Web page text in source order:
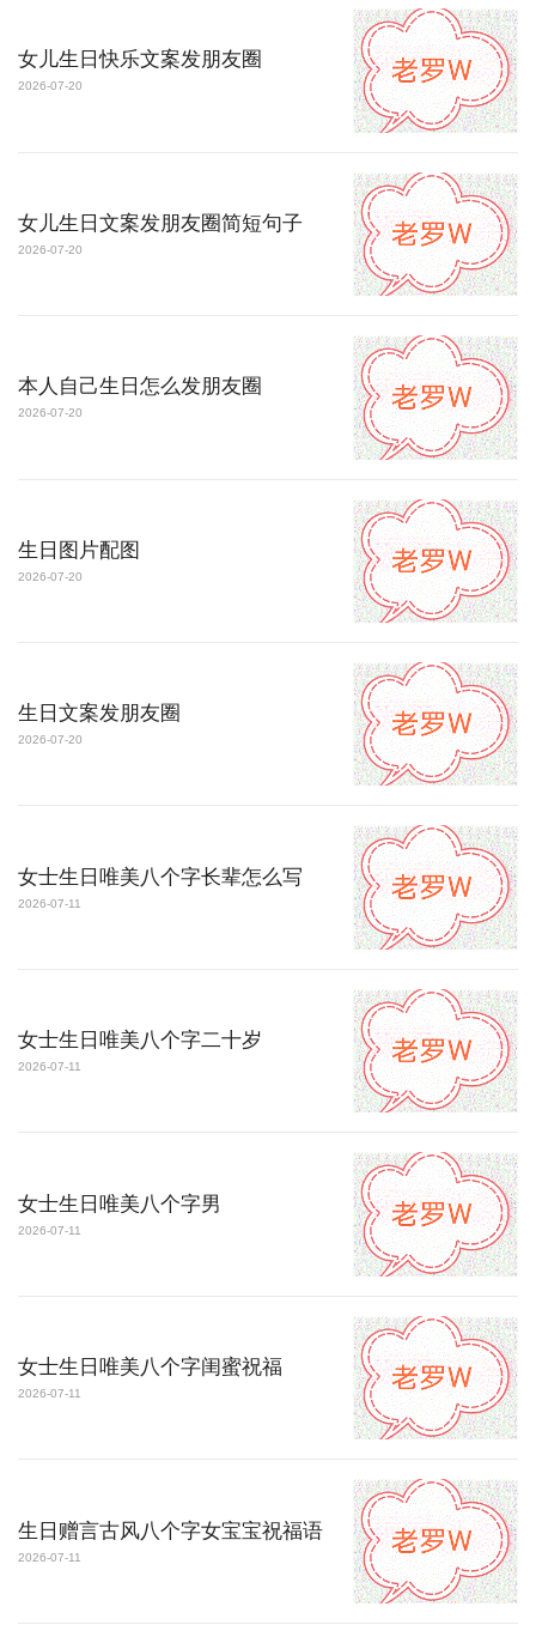
女儿生日快乐文案发朋友圈
2026-07-20
女儿生日文案发朋友圈简短句子
2026-07-20
本人自己生日怎么发朋友圈
2026-07-20
生日图片配图
2026-07-20
生日文案发朋友圈
2026-07-20
女士生日唯美八个字长辈怎么写
2026-07-11
女士生日唯美八个字二十岁
2026-07-11
女士生日唯美八个字男
2026-07-11
女士生日唯美八个字闺蜜祝福
2026-07-11
生日赠言古风八个字女宝宝祝福语
2026-07-11